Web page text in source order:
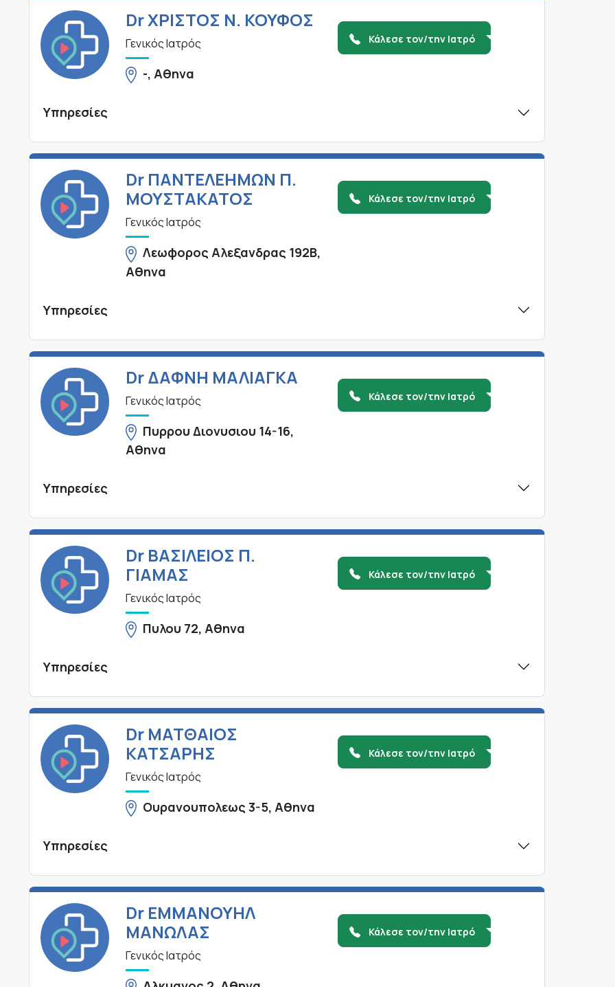
Dr ΧΡΙΣΤΟΣ Ν. ΚΟΥΦΟΣ
Γενικός Ιατρός
-, Αθηνα
Κάλεσε τον/την Ιατρό
Υπηρεσίες
Dr ΠΑΝΤΕΛΕΗΜΩΝ Π.
ΜΟΥΣΤΑΚΑΤΟΣ
Γενικός Ιατρός
Λεωφορος Αλεξανδρας 192Β,
Αθηνα
Κάλεσε τον/την Ιατρό
Υπηρεσίες
Dr ΔΑΦΝΗ ΜΑΛΙΑΓΚΑ
Γενικός Ιατρός
Πυρρου Διονυσιου 14-16,
Αθηνα
Κάλεσε τον/την Ιατρό
Υπηρεσίες
Dr ΒΑΣΙΛΕΙΟΣ Π.
ΓΙΑΜΑΣ
Γενικός Ιατρός
Πυλου 72, Αθηνα
Κάλεσε τον/την Ιατρό
Υπηρεσίες
Dr ΜΑΤΘΑΙΟΣ
ΚΑΤΣΑΡΗΣ
Γενικός Ιατρός
Ουρανουπολεως 3-5, Αθηνα
Κάλεσε τον/την Ιατρό
Υπηρεσίες
Dr ΕΜΜΑΝΟΥΗΛ
ΜΑΝΩΛΑΣ
Γενικός Ιατρός
Κάλεσε τον/την Ιατρό